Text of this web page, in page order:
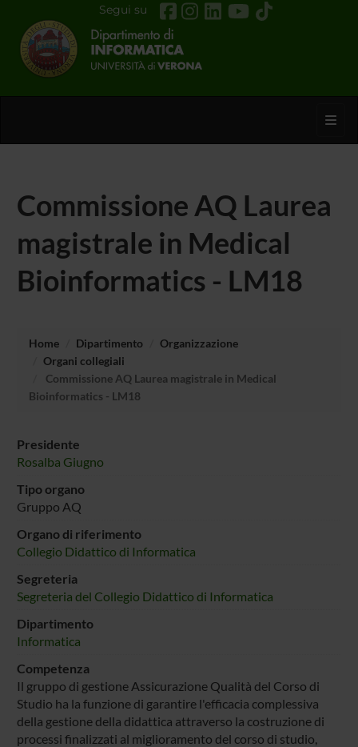
Segui su
Commissione AQ Laurea
magistrale in Medical
Bioinformatics - LM18
Home Dipartimento
Organizzazione
Organi collegiali
Commissione AQ Laurea magistrale in Medical
Bioinformatics - LM18
Presidente
Rosalba Giugno
Tipo organo
Gruppo AQ
Organo di riferimento
Collegio Didattico di Informatica
Segreteria
Segreteria del Collegio Didattico di Informatica
Dipartimento
Informatica
Competenza
Il gruppo di gestione Assicurazione Qualità del Corso di
Studio ha la funzione di garantire l'efficacia complessiva
della gestione della didattica attraverso la costruzione di
processi finalizzati al miglioramento del corso di studio,